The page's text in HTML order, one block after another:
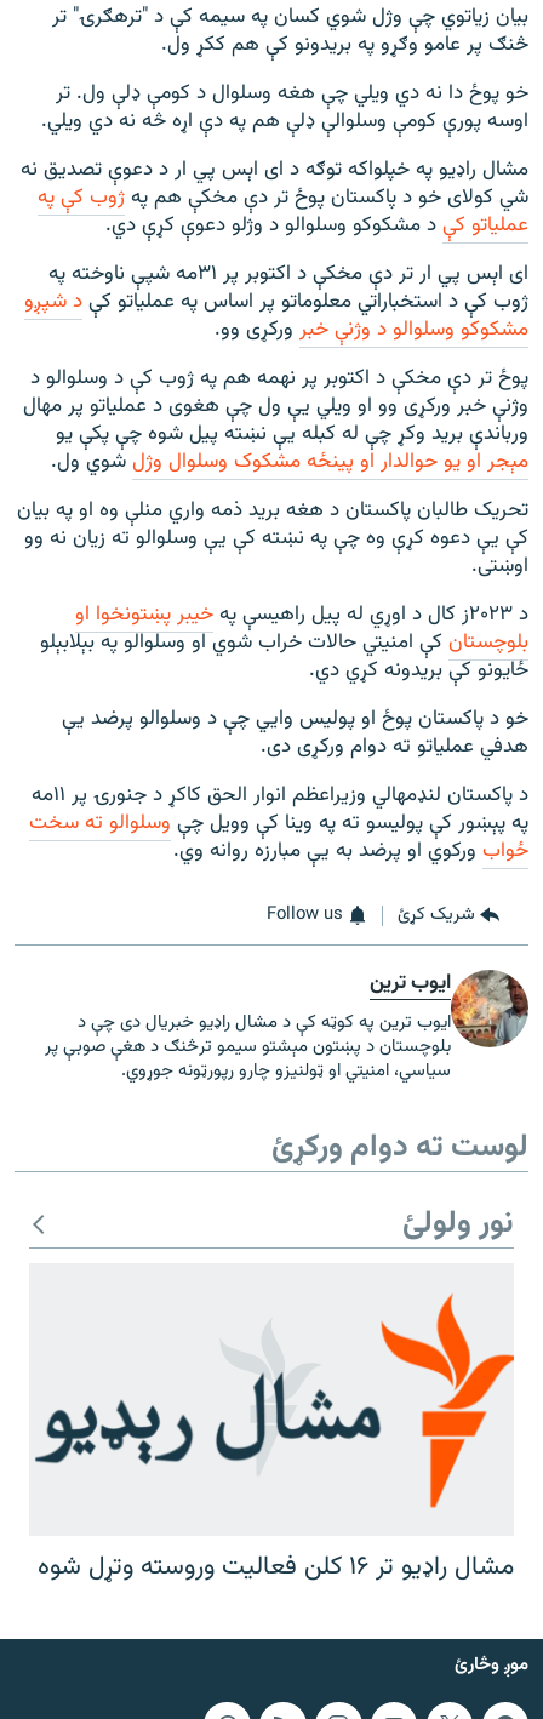
بیان زیاتوي چې وژل شوي کسان په سیمه کې د "ترهګرۍ" تر
څنګ پر عامو وګړو په بریدونو کې هم ککړ ول.
خو پوځ دا نه دي ویلي چې هغه وسلوال د کومې ډلې ول. تر
اوسه پورې کومې وسلوالې ډلې هم په دې اړه څه نه دي ویلي.
مشال راډیو په خپلواکه توګه د ای اېس پي ار د دعوې تصدیق نه
شي کولای خو د پاکستان پوځ تر دې مخکې هم پهژوب کې په
عملیاتو کېد مشکوکو وسلوالو د وژلو دعوې کړې دي.
ای اېس پي ار تر دې مخکې د اکتوبر پر ۳۱مه شپې ناوخته په
ژوب کې د استخباراتي معلوماتو پر اساس په عملیاتو کېد شپږو
مشکوکو وسلوالو د وژنې خبر ورکړی وو.
پوځ تر دې مخکې د اکتوبر پر نهمه هم په ژوب کې د وسلوالو د
وژنې خبر ورکړی وو او ویلي یې ول چې هغوی د عملیاتو پر مهال
ورباندې برید وکړ چې له کبله یې نښته پیل شوه چې پکې یو
مېجر او یو حوالدار او پینځه مشکوک وسلوال وژلشوي ول.
تحريک طالبان پاکستان د هغه بريد ذمه واري منلې وه او په بیان
کې یې دعوه کړې وه چې په نښته کې یې وسلوالو ته زیان نه وو
اوښتی.
د ۲۰۲۳ز کال د اوړي له پیل راهیسې په
خیبر پښتونخوا او
بلوچستان کې امنيتي حالات خراب شوي او وسلوالو په بېلابېلو‌
ځایونو کې بریدونه کړي دي.
خو د پاکستان پوځ او پولیس وايي چې د وسلوالو پرضد یې
هدفي عملیاتو ته دوام ورکړی دی.
د پاکستان لنډمهالي وزیراعظم انوار الحق کاکړ د جنورۍ پر ۱۱مه
په پېښور کې پولیسو ته په وینا کې وویل چې وسلوالو ته سخت
ځواب ورکوي او پرضد به یې مبارزه روانه وي.
شریک کړئ Follow us
ایوب ترین
ایوب ترین په کوټه کې د مشال راډیو خبریال دی چې د
بلوچستان د پښتون مېشتو سیمو ترڅنګ د هغې صوبې پر
سیاسي، امنیتي او ټولنیزو چارو رپورټونه جوړوي.
لوست ته دوام ورکړئ
نور ولولئ
مشال راډیو تر ۱۶ کلن فعالیت وروسته وتړل شوه
موږ وڅارئ